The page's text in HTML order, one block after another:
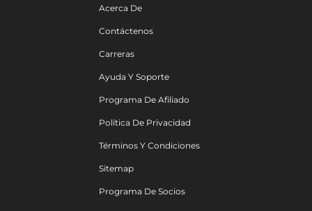
Acerca De
Contáctenos
Carreras
Ayuda Y Soporte
Programa De Afiliado
Política De Privacidad
Términos Y Condiciones
Sitemap
Programa De Socios